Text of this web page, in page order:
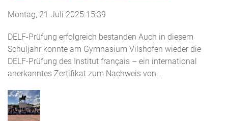
Montag, 21 Juli 2025 15:39
DELF-Prüfung erfolgreich bestanden Auch in diesem
Schuljahr konnte am Gymnasium Vilshofen wieder die
DELF-Prüfung des Institut français – ein international
anerkanntes Zertifikat zum Nachweis von...